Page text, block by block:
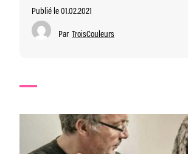
Publié le 01.02.2021
Par TroisCouleurs